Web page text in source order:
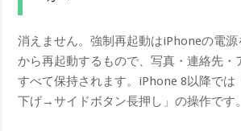
消えません。強制再起動はiPhoneの電源
から再起動するもので、写真・連絡先・
すべて保持されます。iPhone 8以降で
下げ→サイドボタン長押し」の操作です。